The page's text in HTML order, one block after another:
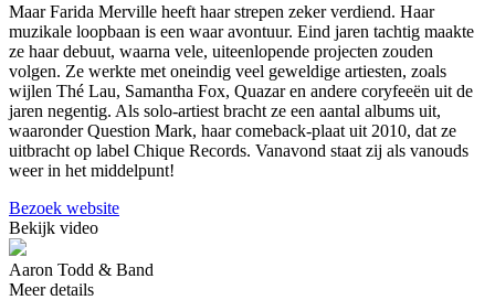
Maar Farida Merville heeft haar strepen zeker verdiend. Haar
muzikale loopbaan is een waar avontuur. Eind jaren tachtig maakte
ze haar debuut, waarna vele, uiteenlopende projecten zouden
volgen. Ze werkte met oneindig veel geweldige artiesten, zoals
wijlen Thé Lau, Samantha Fox, Quazar en andere coryfeeën uit de
jaren negentig. Als solo-artiest bracht ze een aantal albums uit,
waaronder Question Mark, haar comeback-plaat uit 2010, dat ze
uitbracht op label Chique Records. Vanavond staat zij als vanouds
weer in het middelpunt!
Bezoek website
Bekijk video
Aaron Todd & Band
Meer details